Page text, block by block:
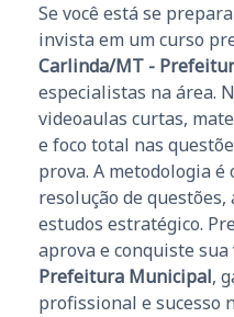
Se você está se
invista em um curso
Carlinda/MT -
especialistas na área.
videoaulas curtas,
e foco total nas
prova. A metodologia
resolução de
estudos estratégico.
aprova e conquiste sua
Prefeitura Municipal,
profissional e sucesso